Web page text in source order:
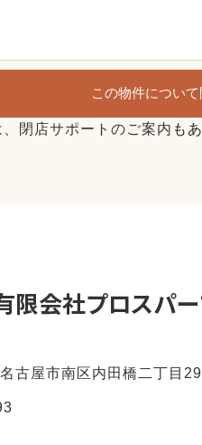
この物件につい
閉店サポートのご案内 も
古屋市南区内田橋二丁目